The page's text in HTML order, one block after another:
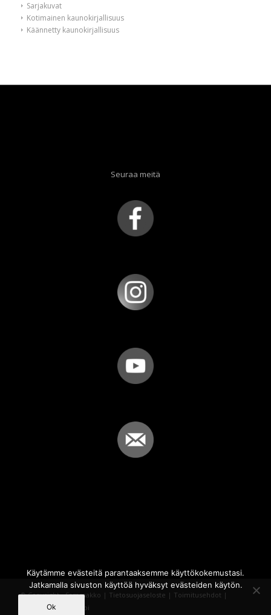
Sarjakuvat
Kotimainen kaunokirjallisuus
Käännetty kaunokirjallisuus
Seuraa meitä
© Copyright - Sammakko | Tietosuojaseloste | Toimitusehdot |
Powered by
iQWebbi
Käytämme evästeitä parantaaksemme käyttökokemustasi.
Jatkamalla sivuston käyttöä hyväksyt evästeiden käytön.
Ok